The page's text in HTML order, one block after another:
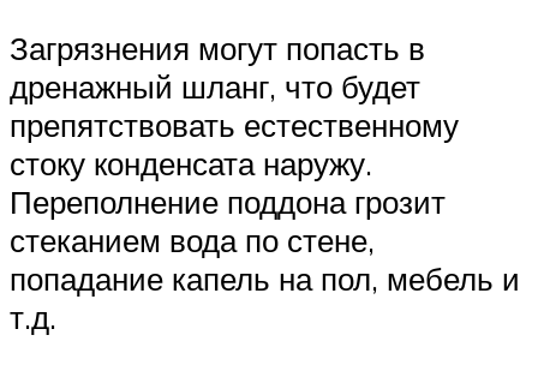
Загрязнения могут попасть в
дренажный шланг, что будет
препятствовать естественному
стоку конденсата наружу.
Переполнение поддона грозит
стеканием вода по стене,
попадание капель на пол, мебель и
т.д.